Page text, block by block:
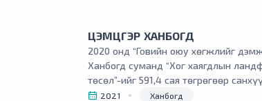
ЦЭМЦГЭР ХАНБОГД
2020 онд “Говийн оюу хөгжлийг
Ханбогд суманд “Хог хаягдлын
төсөл”-ийг 591,4 сая төгрөгөөр
2021
Ханбогд